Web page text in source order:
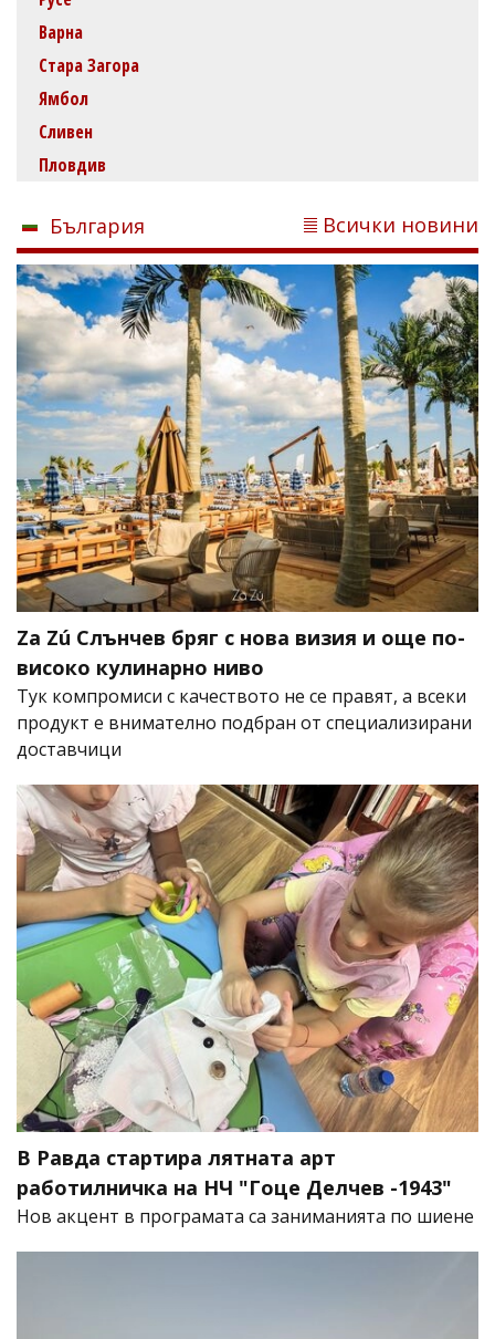
Варна
Стара Загора
Ямбол
Сливен
Пловдив
България Всички новини
Za Zú Слънчев бряг с нова визия и още по-
високо кулинарно ниво
Тук компромиси с качеството не се правят, а всеки
продукт е внимателно подбран от специализирани
доставчици
В Равда стартира лятната арт
работилничка на НЧ "Гоце Делчев -1943"
Нов акцент в програмата са заниманията по шиене